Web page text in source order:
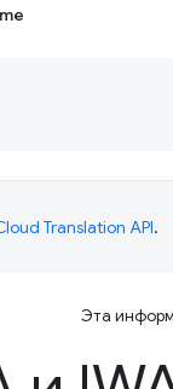
Translation API.
Эта